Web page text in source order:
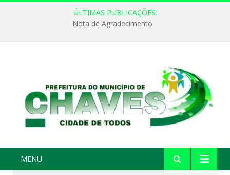
ÚLTIMAS PUBLICAÇÕES:
Nota de Agradecimento
MENU